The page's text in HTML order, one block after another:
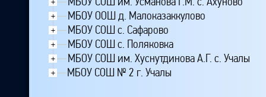
+ МБОУ ООШ д. Малоказаккулово
+ МБОУ СОШ с. Сафарово
+ МБОУ СОШ с. Поляковка
+ МБОУ СОШ им. Хуснутдинова А.Г. с. Учалы
+ МБОУ СОШ № 2 г. Учалы